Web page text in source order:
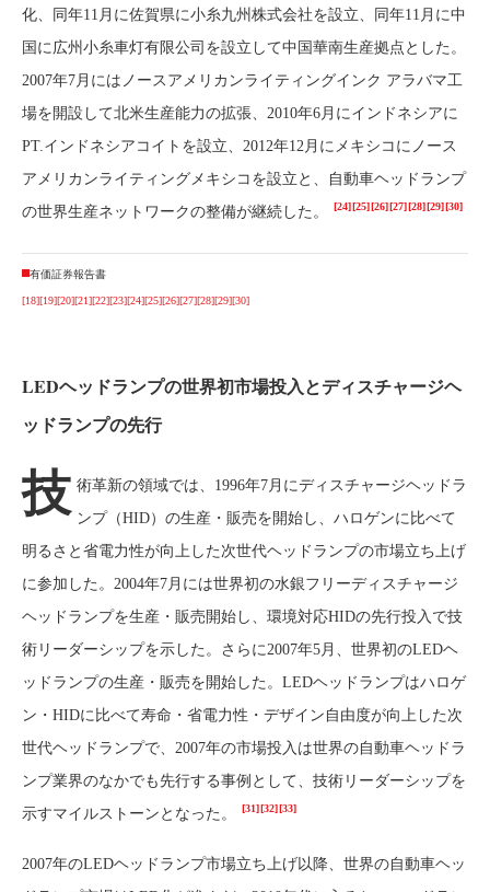
化、同年11月に佐賀県に小糸九州株式会社を設立、同年11月に中
国に広州小糸車灯有限公司を設立して中国華南生産拠点とした。
2007年7月にはノースアメリカンライティングインク アラバマ工
場を開設して北米生産能力の拡張、2010年6月にインドネシアに
PT.インドネシアコイトを設立、2012年12月にメキシコにノース
アメリカンライティングメキシコを設立と、自動車ヘッドランプ
の世界生産ネットワークの整備が継続した。
[24][25][26][27][28][29][30]
有価証券報告書
[18][19][20][21][22][23][24][25][26][27][28][29][30]
LEDヘッドランプの世界初市場投入とディスチャージヘ
ッドランプの先行
技 術革新の領域では、1996年7月にディスチャージヘッドラ
ンプ（HID）の生産・販売を開始し、ハロゲンに比べて
明るさと省電力性が向上した次世代ヘッドランプの市場立ち上げ
に参加した。2004年7月には世界初の水銀フリーディスチャージ
ヘッドランプを生産・販売開始し、環境対応HIDの先行投入で技
術リーダーシップを示した。さらに2007年5月、世界初のLEDヘ
ッドランプの生産・販売を開始した。LEDヘッドランプはハロゲ
ン・HIDに比べて寿命・省電力性・デザイン自由度が向上した次
世代ヘッドランプで、2007年の市場投入は世界の自動車ヘッドラ
ンプ業界のなかでも先行する事例として、技術リーダーシップを
示すマイルストーンとなった。
[31] [32] [33]
2007年のLEDヘッドランプ市場立ち上げ以降、世界の自動車ヘッ